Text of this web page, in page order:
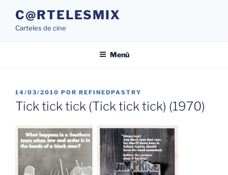
contenido
C@RTELESMIX
Carteles de cine
Menú
PUBLICADO
EL
14/03/2010 POR REFINEDPASTRY
Tick tick tick (Tick tick tick) (1970)